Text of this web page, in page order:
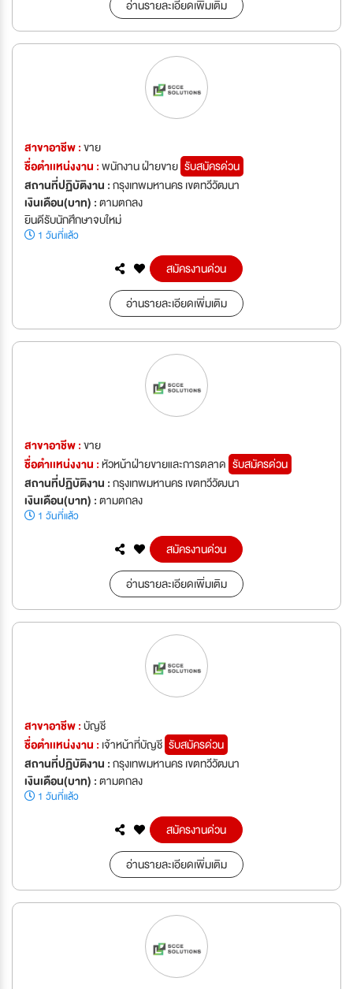
อ่านรายละเอียดเพิ่มเติม
สาขาอาชีพ :ขาย
ชื่อตำเเหน่งงาน :พนักงาน ฝ่ายขาย รับสมัครด่วน
สถานที่ปฏิบัติงาน :กรุงเทพมหานคร เขตทวีวัฒนา
เงินเดือน(บาท) :ตามตกลง
ยินดีรับนักศึกษาจบใหม่
1 วันที่แล้ว
สมัครงานด่วน
อ่านรายละเอียดเพิ่มเติม
สาขาอาชีพ :ขาย
ชื่อตำเเหน่งงาน :หัวหน้าฝ่ายขายและการตลาด รับสมัครด่วน
สถานที่ปฏิบัติงาน :กรุงเทพมหานคร เขตทวีวัฒนา
เงินเดือน(บาท) :ตามตกลง
1 วันที่แล้ว
สมัครงานด่วน
อ่านรายละเอียดเพิ่มเติม
สาขาอาชีพ :บัญชี
ชื่อตำเเหน่งงาน : เจ้าหน้าที่บัญชี รับสมัครด่วน
สถานที่ปฏิบัติงาน :กรุงเทพมหานคร เขตทวีวัฒนา
เงินเดือน(บาท) :ตามตกลง
1 วันที่แล้ว
สมัครงานด่วน
อ่านรายละเอียดเพิ่มเติม